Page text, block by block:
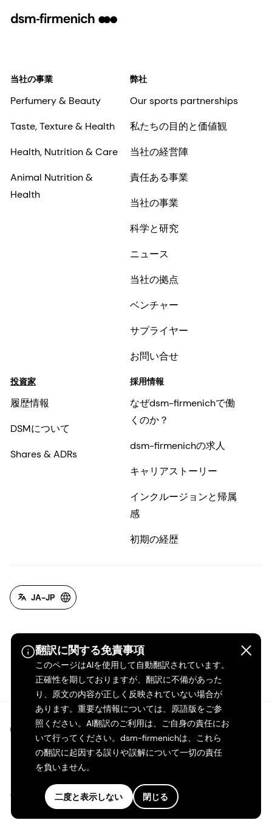
翻訳に関する免責事項
このページはAIを使用して自動翻訳されています。
正確性を期しておりますが、翻訳に不備があった
り、原文の内容が正しく反映されていない場合が
あります。重要な情報については、原語版をご参
照ください。AI翻訳のご利用は、ご自身の責任にお
いて行ってください。dsm-firmenichは、これら
の翻訳に起因する誤りや誤解について一切の責任
を負いません。
二度と表示しない 閉じる
当社の事業
Perfumery & Beauty
Taste, Texture & Health
Health, Nutrition & Care
Animal Nutrition &
Health
弊社
Our sports partnerships
私たちの目的と価値観
当社の経営陣
責任ある事業
当社の事業
科学と研究
ニュース
当社の拠点
ベンチャー
サプライヤー
お問い合せ
投資家
履歴情報
DSMについて
Shares & ADRs
採用情報
なぜdsm-firmenichで働
くのか？
dsm-firmenichの求人
キャリアストーリー
インクルージョンと帰属
感
初期の経歴
JA-JP
©2026 dsm-firmenich。無断転載・複製を禁じます。
プライバシーポリシー
利用規約